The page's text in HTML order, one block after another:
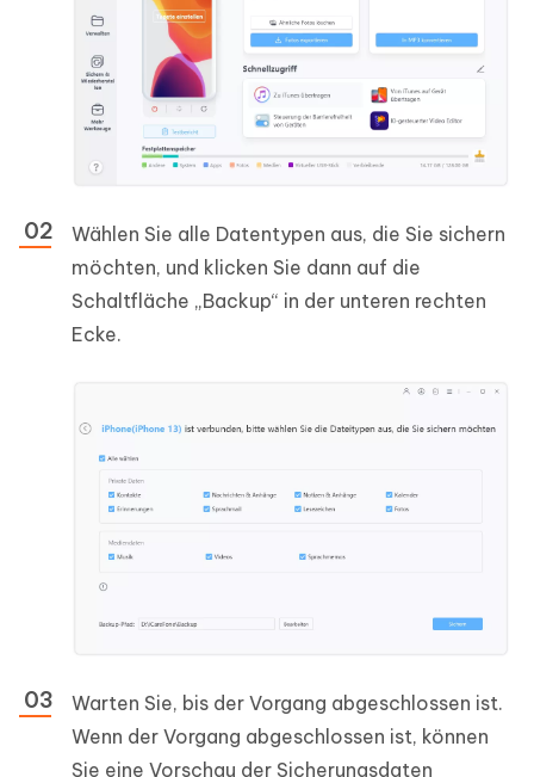
Wählen Sie alle Datentypen aus, die Sie sichern
möchten, und klicken Sie dann auf die
Schaltfläche „Backup“ in der unteren rechten
Ecke.
Warten Sie, bis der Vorgang abgeschlossen ist.
Wenn der Vorgang abgeschlossen ist, können
Sie eine Vorschau der Sicherungsdaten